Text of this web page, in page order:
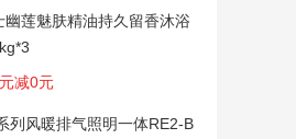
幽莲魅肤精油持久留香沐浴
减0元
列风暖排气照明一体RE2-B